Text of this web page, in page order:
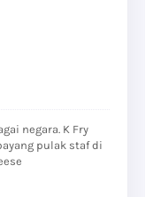
negara. K Fry
pulak staf di